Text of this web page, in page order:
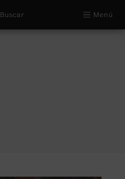
Buscar Menú